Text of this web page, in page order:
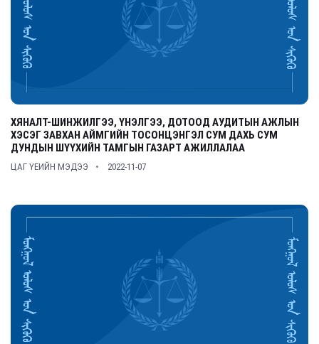
ХЯНАЛТ-ШИНЖИЛГЭЭ, ҮНЭЛГЭЭ, ДОТООД АУДИТЫН АЖЛЫН
ХЭСЭГ ЗАВХАН АЙМГИЙН ТОСОНЦЭНГЭЛ СУМ ДАХЬ СУМ
ДУНДЫН ШҮҮХИЙН ТАМГЫН ГАЗАРТ АЖИЛЛАЛАА
ЦАГ ҮЕИЙН МЭДЭЭ 2022-11-07